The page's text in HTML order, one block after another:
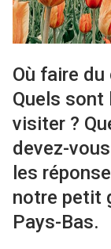
Où faire du
Quels sont
visiter ?
devez-
les
notre petit
Pays-Bas.